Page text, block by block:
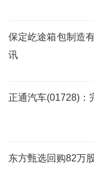
保定屹途箱包制造
讯
正通汽车(01728)：
东方甄选回购82万